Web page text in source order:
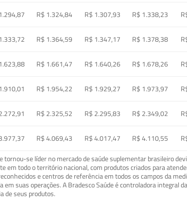
R$ 1.324,84 R$ 1.307,93 R$ 1.338,23
R$ 1.364,59 R$ 1.347,17 R$ 1.378,38
R$ 1.661,47 R$ 1.640,26 R$ 1.678,26
R$ 1.954,22 R$ 1.929,27 R$ 1.973,97
R$ 2.325,52 R$ 2.295,83 R$ 2.349,02
R$ 4.069,43 R$ 4.017,47 R$ 4.110,55
se líder no mercado de saúde suplementar brasileiro
em todo o território nacional, com produtos criados para
e centros de referência em todos os campos da
suas operações. A Bradesco Saúde é controladora
de seus produtos.